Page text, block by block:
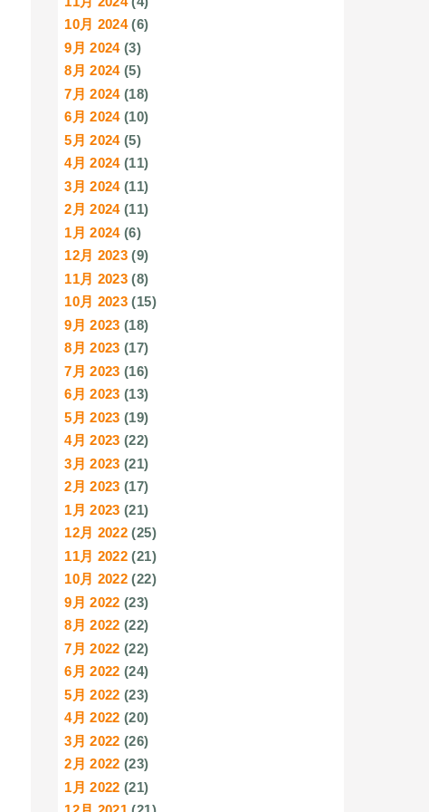
10月 2024(6)
9月 2024(3)
8月 2024(5)
7月 2024(18)
6月 2024(10)
5月 2024(5)
4月 2024(11)
3月 2024(11)
2月 2024(11)
1月 2024(6)
12月 2023 (9)
11月 2023 (8)
10月 2023 (15)
9月 2023 (18)
8月 2023 (17)
7月 2023 (16)
6月 2023 (13)
5月 2023 (19)
4月 2023 (22)
3月 2023 (21)
2月 2023 (17)
1月 2023 (21)
12月 2022 (25)
11月 2022 (21)
10月 2022 (22)
9月 2022 (23)
8月 2022 (22)
7月 2022 (22)
6月 2022 (24)
5月 2022 (23)
4月 2022 (20)
3月 2022 (26)
2月 2022 (23)
1月 2022 (21)